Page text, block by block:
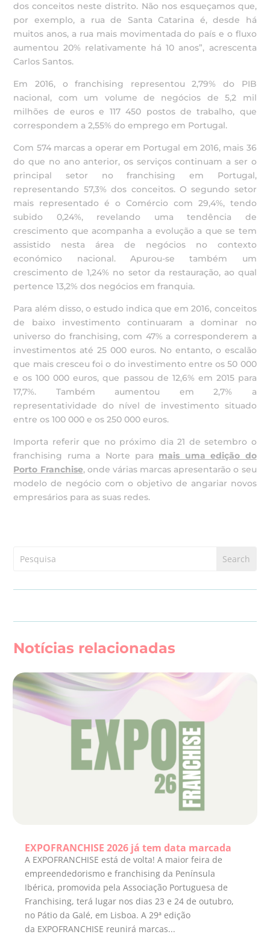
dos conceitos neste distrito. Não nos esqueçamos que,
por exemplo, a rua de Santa Catarina é, desde há
muitos anos, a rua mais movimentada do país e o fluxo
aumentou 20% relativamente há 10 anos”, acrescenta
Carlos Santos.
Em 2016, o franchising representou 2,79% do PIB
nacional, com um volume de negócios de 5,2 mil
milhões de euros e 117 450 postos de trabalho, que
correspondem a 2,55% do emprego em Portugal.
Com 574 marcas a operar em Portugal em 2016, mais 36
do que no ano anterior, os serviços continuam a ser o
principal setor no franchising em Portugal,
representando 57,3% dos conceitos. O segundo setor
mais representado é o Comércio com 29,4%, tendo
subido 0,24%, revelando uma tendência de
crescimento que acompanha a evolução a que se tem
assistido nesta área de negócios no contexto
económico nacional. Apurou-se também um
crescimento de 1,24% no setor da restauração, ao qual
pertence 13,2% dos negócios em franquia.
Para além disso, o estudo indica que em 2016, conceitos
de baixo investimento continuaram a dominar no
universo do franchising, com 47% a corresponderem a
investimentos até 25 000 euros. No entanto, o escalão
que mais cresceu foi o do investimento entre os 50 000
e os 100 000 euros, que passou de 12,6% em 2015 para
17,7%. Também aumentou em 2,7% a
representatividade do nível de investimento situado
entre os 100 000 e os 250 000 euros.
Importa referir que no próximo dia 21 de setembro o
franchising ruma a Norte para mais uma edição do
Porto Franchise, onde várias marcas apresentarão o seu
modelo de negócio com o objetivo de angariar novos
empresários para as suas redes.
Notícias relacionadas
EXPOFRANCHISE 2026 já tem data marcada
A EXPOFRANCHISE está de volta! A maior feira de
empreendedorismo e franchising da Península
Ibérica, promovida pela Associação Portuguesa de
Franchising, terá lugar nos dias 23 e 24 de outubro,
no Pátio da Galé, em Lisboa. A 29ª edição
da EXPOFRANCHISE reunirá marcas...